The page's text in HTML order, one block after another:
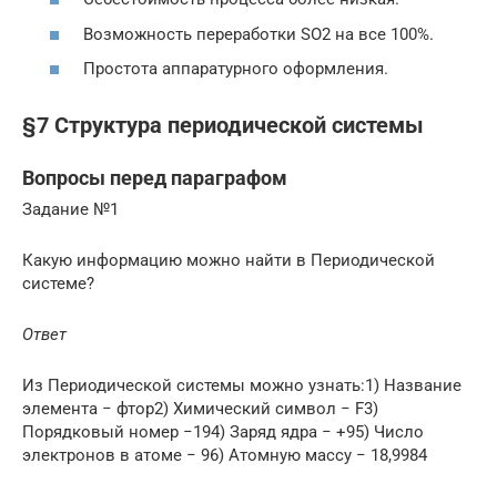
Возможность переработки SO2 на все 100%.
Простота аппаратурного оформления.
§7 Структура периодической системы
Вопросы перед параграфом
Задание №1
Какую информацию можно найти в Периодической
системе?
Ответ
Из Периодической системы можно узнать:1) Название
элемента − фтор2) Химический символ − F3)
Порядковый номер −194) Заряд ядра − +95) Число
электронов в атоме − 96) Атомную массу − 18,9984